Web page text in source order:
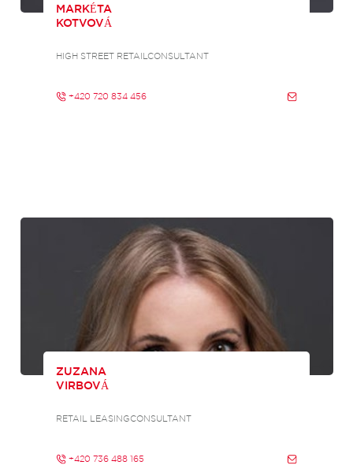
MARKÉTA
KOTVOVÁ
HIGH STREET RETAILCONSULTANT
+420 720 834 456
ZUZANA
VIRBOVÁ
RETAIL LEASINGCONSULTANT
+420 736 488 165